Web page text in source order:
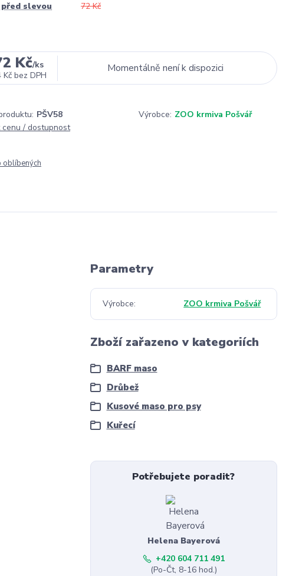
před slevou
72 Kč
Kč/ks
Kč bez DPH
Momentálně není k dispozici
PŠV58 Výrobce: ZOO krmiva Pošvář
/ dostupnost
oblíbených
Parametry
Výrobce ZOO krmiva Pošvář
Zboží zařazeno v kategoriích
BARF maso
Drůbež
Kusové maso pro psy
Kuřecí
Potřebujete poradit?
Helena Bayerová
+420 604 711 491
(Po-Čt, 8-16 hod.)